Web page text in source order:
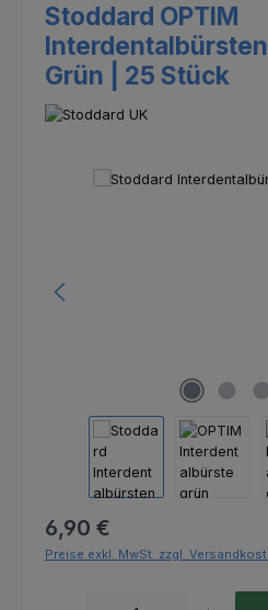
Stoddard OPTIM
Interdentalbürsten
Grün | 25 Stück
Bildergalerie überspringen
Regulärer Preis:
6,90 €
Preise exkl. MwSt. zzgl.